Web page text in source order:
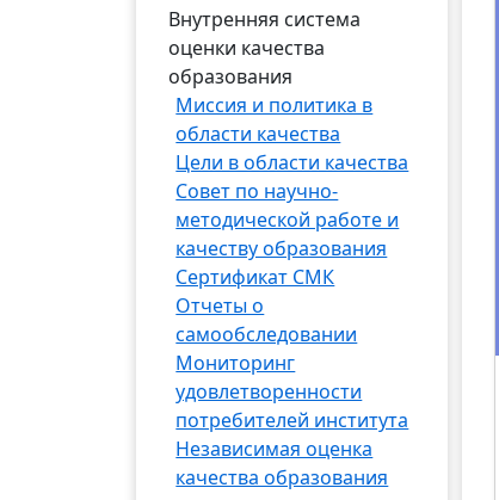
Внутренняя система
оценки качества
образования
Миссия и политика в
области качества
Цели в области качества
Совет по научно-
методической работе и
качеству образования
Сертификат СМК
Отчеты о
самообследовании
Мониторинг
удовлетворенности
потребителей института
Независимая оценка
качества образования